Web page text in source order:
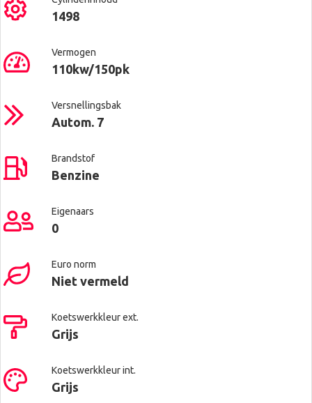
1498
Vermogen
110kw/150pk
Versnellingsbak
Autom. 7
Brandstof
Benzine
Eigenaars
0
Euro norm
Niet vermeld
Koetswerkkleur ext.
Grijs
Koetswerkkleur int.
Grijs